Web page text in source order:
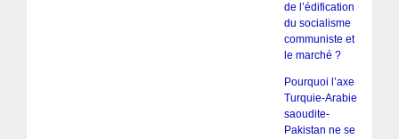
de l’édification
du socialisme
communiste et
le marché ?
Pourquoi l’axe
Turquie-Arabie
saoudite-
Pakistan ne se